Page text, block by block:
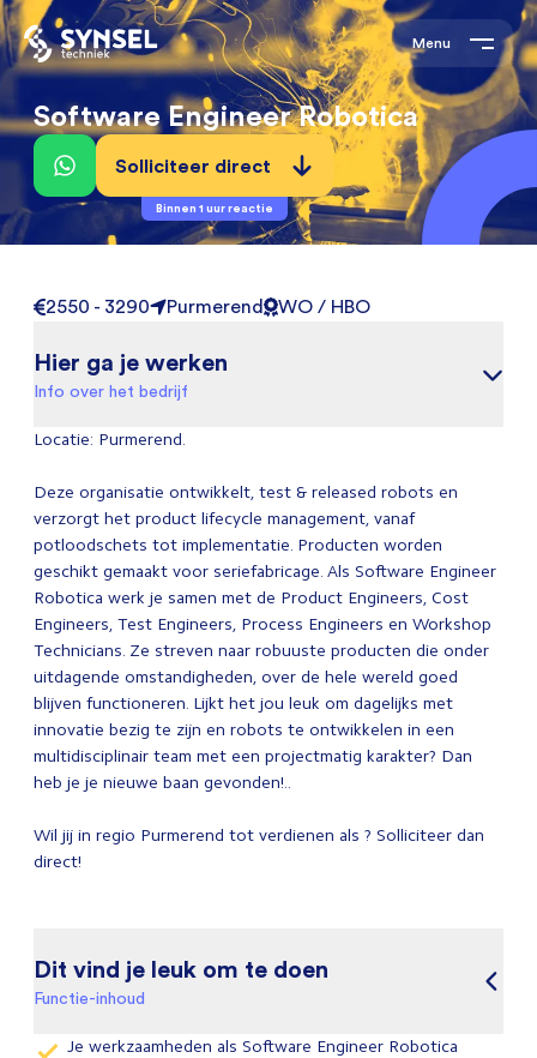
Menu
Software Engineer Robotica
Solliciteer direct
Binnen 1 uur reactie
2550 - 3290 Purmerend WO / HBO
Hier ga je werken
Info over het bedrijf
Locatie: Purmerend.
Deze organisatie ontwikkelt, test & released robots en
verzorgt het product lifecycle management, vanaf
potloodschets tot implementatie. Producten worden
geschikt gemaakt voor seriefabricage. Als Software Engineer
Robotica werk je samen met de Product Engineers, Cost
Engineers, Test Engineers, Process Engineers en Workshop
Technicians. Ze streven naar robuuste producten die onder
uitdagende omstandigheden, over de hele wereld goed
blijven functioneren. Lijkt het jou leuk om dagelijks met
innovatie bezig te zijn en robots te ontwikkelen in een
multidisciplinair team met een projectmatig karakter? Dan
heb je je nieuwe baan gevonden!..
Wil jij in regio Purmerend tot verdienen als ? Solliciteer dan
direct!
Dit vind je leuk om te doen
Functie-inhoud
Je werkzaamheden als Software Engineer Robotica